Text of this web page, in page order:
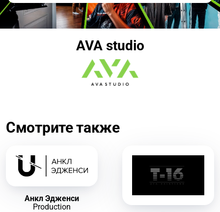
AVA studio
Смотрите также
Анкл Эдженси
Production